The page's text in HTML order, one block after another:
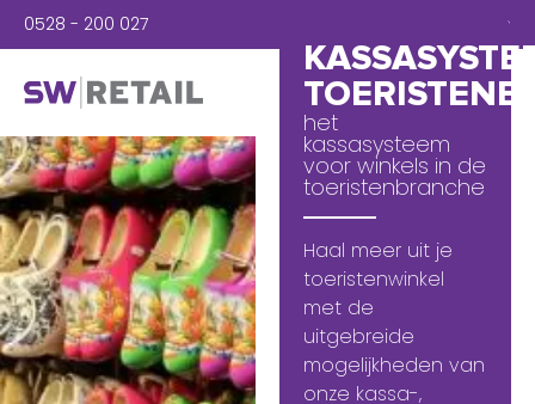
0528 - 200 027 Inloggen
het
kassasysteem
voor winkels in de
toeristenbranche
Haal meer uit je
toeristenwinkel
met de
uitgebreide
mogelijkheden van
onze kassa-,